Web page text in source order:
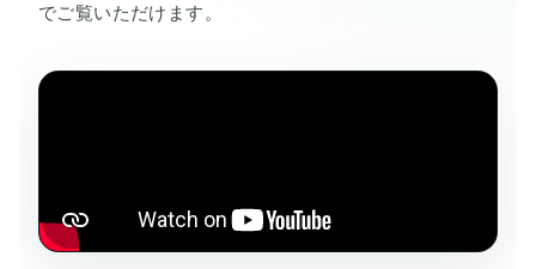
でご覧いただけます。